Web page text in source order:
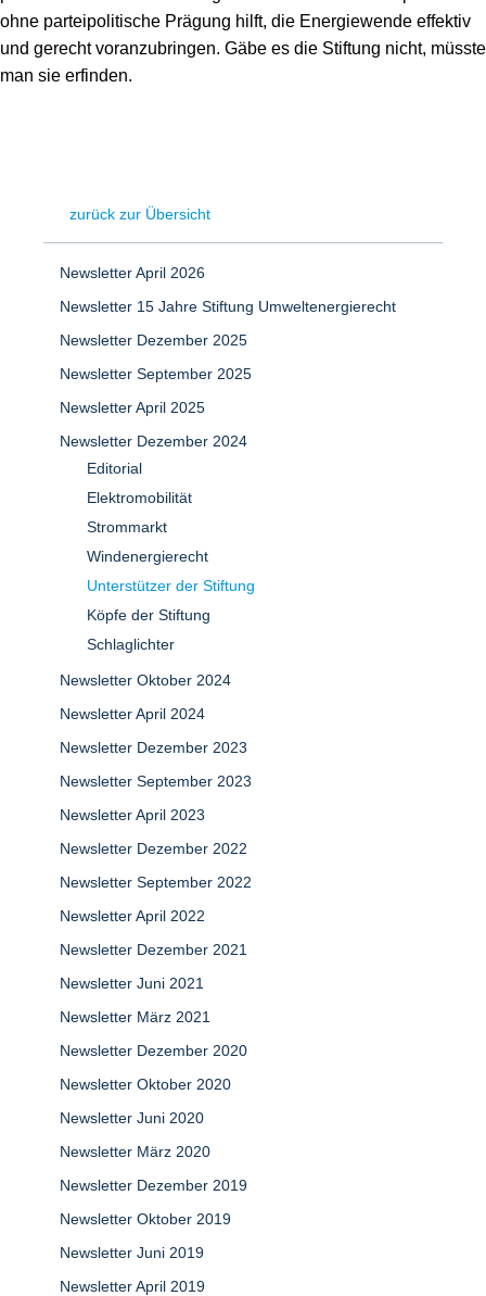
ohne parteipolitische Prägung hilft, die Energiewende effektiv
und gerecht voranzubringen. Gäbe es die Stiftung nicht, müsste
man sie erfinden.
zurück zur Übersicht
Newsletter April 2026
Newsletter 15 Jahre Stiftung Umweltenergierecht
Newsletter Dezember 2025
Newsletter September 2025
Newsletter April 2025
Newsletter Dezember 2024
Editorial
Elektromobilität
Strommarkt
Windenergierecht
Unterstützer der Stiftung
Köpfe der Stiftung
Schlaglichter
Newsletter Oktober 2024
Newsletter April 2024
Newsletter Dezember 2023
Newsletter September 2023
Newsletter April 2023
Newsletter Dezember 2022
Newsletter September 2022
Newsletter April 2022
Newsletter Dezember 2021
Newsletter Juni 2021
Newsletter März 2021
Newsletter Dezember 2020
Newsletter Oktober 2020
Newsletter Juni 2020
Newsletter März 2020
Newsletter Dezember 2019
Newsletter Oktober 2019
Newsletter Juni 2019
Newsletter April 2019